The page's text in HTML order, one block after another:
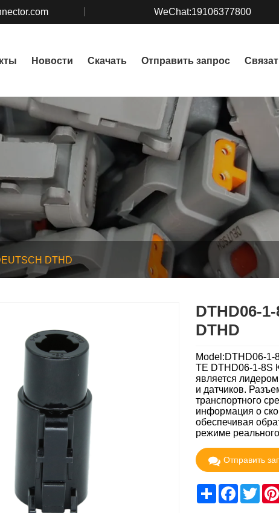
WeChat:19106377800
Новости Скачать Отправить запрос
DTHD
DTHD06-
DTHD
Model:DTHD06-1-
TE DTHD06-1-8S
является
и датчиков.
транспортного
информация о
обеспечивая
режиме
Отправить
Share